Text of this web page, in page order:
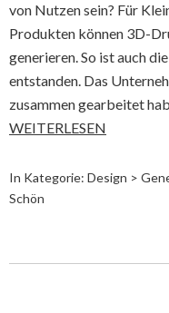
von Nutzen sein? Für
Produkten können 3D-
generieren. So ist auch
entstanden. Das
zusammen gearbeitet
WEITERLESEN
In Kategorie: Design >
Schön